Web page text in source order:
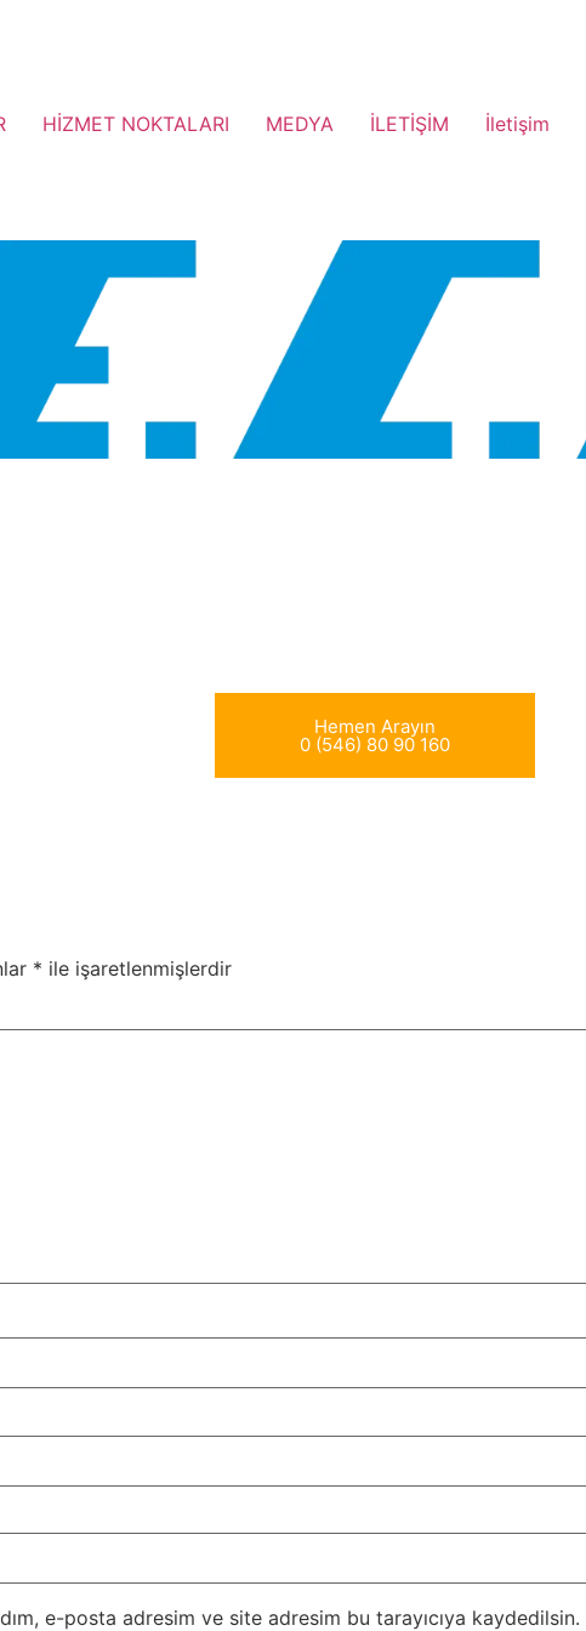
HİZMET NOKTALARI MEDYA İLETİŞİM İletişim
Hemen Arayın
0 (546) 80 90 160
* ile işaretlenmişlerdir
e-posta adresim ve site adresim bu tarayıcıya kaydedilsin.